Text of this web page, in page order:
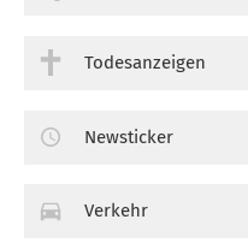
Todesanzeigen
Newsticker
Verkehr